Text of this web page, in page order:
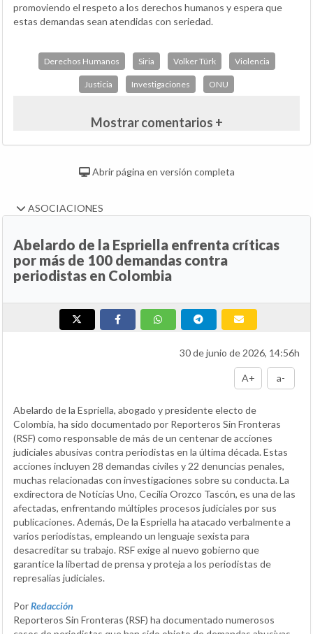
promoviendo el respeto a los derechos humanos y espera que
estas demandas sean atendidas con seriedad.
Derechos Humanos Siria Volker Türk Violencia
Justicia Investigaciones ONU
Mostrar comentarios +
Abrir página en versión completa
ASOCIACIONES
Abelardo de la Espriella enfrenta críticas
por más de 100 demandas contra
periodistas en Colombia
30 de junio de 2026, 14:56h
A+ a-
Abelardo de la Espriella, abogado y presidente electo de
Colombia, ha sido documentado por Reporteros Sin Fronteras
(RSF) como responsable de más de un centenar de acciones
judiciales abusivas contra periodistas en la última década. Estas
acciones incluyen 28 demandas civiles y 22 denuncias penales,
muchas relacionadas con investigaciones sobre su conducta. La
exdirectora de Noticias Uno, Cecilia Orozco Tascón, es una de las
afectadas, enfrentando múltiples procesos judiciales por sus
publicaciones. Además, De la Espriella ha atacado verbalmente a
varios periodistas, empleando un lenguaje sexista para
desacreditar su trabajo. RSF exige al nuevo gobierno que
garantice la libertad de prensa y proteja a los periodistas de
represalias judiciales.
PorRedacción
Reporteros Sin Fronteras (RSF) ha documentado numerosos